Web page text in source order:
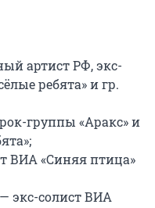
артист РФ, экс-
ребята» и гр.
группы «Аракс» и
ВИА «Синяя птица»
экс-солист ВИА